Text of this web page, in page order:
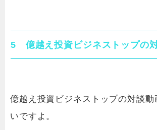
5 億越え投資ビジネストップの
億越え投資ビジネストップの対談動
いですよ。